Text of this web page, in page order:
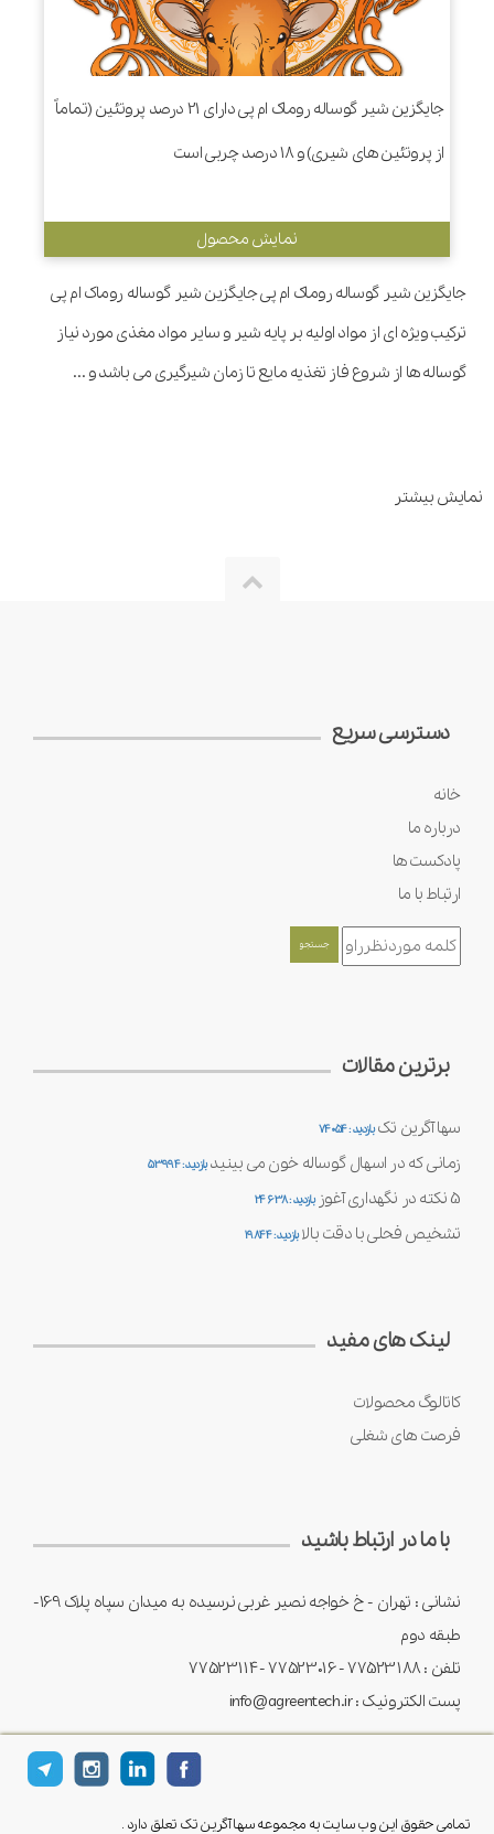
جایگزین شیر گوساله روماک ام پی دارای 21 درصد پروتئین (تماماً
از پروتئین های شیری) و 18 درصد چربی است
نمایش محصول
جایگزین شیر گوساله روماک ام پی جایگزین شیر گوساله روماک ام پی
ترکیب ویژه ای از مواد اولیه بر پایه شیر و سایر مواد مغذی مورد نیاز
گوساله ها از شروع فاز تغذیه مایع تا زمان شیرگیری می باشد و ...
نمایش بیشتر
دسترسی سریع
خانه
درباره ما
پادکست ها
ارتباط با ما
برترین مقالات
سها آگرین تک بازدید : 74054
زمانی که در اسهال گوساله خون می بینید بازدید : 53994
5 نکته در نگهداری آغوز بازدید : 24638
تشخیص فحلی با دقت بالا بازدید : 19844
لینک های مفید
کاتالوگ محصولات
فرصت های شغلی
با ما در ارتباط باشید
نشانی : تهران - خ خواجه نصیر غربی نرسیده به میدان سپاه پلاک 169-
طبقه دوم
تلفن : 77523188 - 77523016 -77523114
پست الکترونیک : info@agreentech.ir
تمامی حقوق این وب سایت به مجموعه سها آگرین تک تعلق دارد .